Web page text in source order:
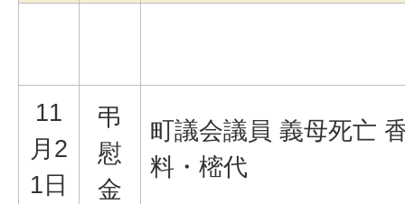
11
月2
1日
弔
慰
金
町議会議員 義母死亡
料・樒代